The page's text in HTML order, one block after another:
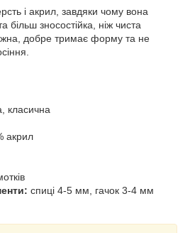
і акрил, завдяки чому вона
більш зносостійка, ніж чиста
добре тримає форму та не
класична
акрил
спиці 4-5 мм, гачок 3-4 мм